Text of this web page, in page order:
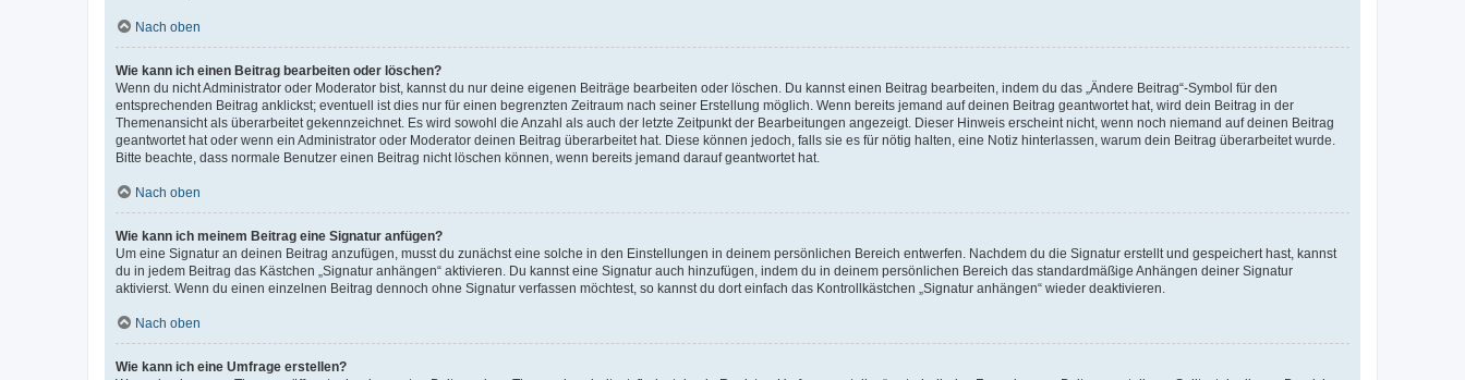
Nach oben
Wie kann ich einen Beitrag bearbeiten oder löschen?
Wenn du nicht Administrator oder Moderator bist, kannst du nur deine eigenen Beiträge bearbeiten oder löschen. Du kannst einen Beitrag bearbeiten, indem du das „Ändere Beitrag“-Symbol für den
entsprechenden Beitrag anklickst; eventuell ist dies nur für einen begrenzten Zeitraum nach seiner Erstellung möglich. Wenn bereits jemand auf deinen Beitrag geantwortet hat, wird dein Beitrag in der
Themenansicht als überarbeitet gekennzeichnet. Es wird sowohl die Anzahl als auch der letzte Zeitpunkt der Bearbeitungen angezeigt. Dieser Hinweis erscheint nicht, wenn noch niemand auf deinen Beitrag
geantwortet hat oder wenn ein Administrator oder Moderator deinen Beitrag überarbeitet hat. Diese können jedoch, falls sie es für nötig halten, eine Notiz hinterlassen, warum dein Beitrag überarbeitet wurde.
Bitte beachte, dass normale Benutzer einen Beitrag nicht löschen können, wenn bereits jemand darauf geantwortet hat.
Nach oben
Wie kann ich meinem Beitrag eine Signatur anfügen?
Um eine Signatur an deinen Beitrag anzufügen, musst du zunächst eine solche in den Einstellungen in deinem persönlichen Bereich entwerfen. Nachdem du die Signatur erstellt und gespeichert hast, kannst
du in jedem Beitrag das Kästchen „Signatur anhängen“ aktivieren. Du kannst eine Signatur auch hinzufügen, indem du in deinem persönlichen Bereich das standardmäßige Anhängen deiner Signatur
aktivierst. Wenn du einen einzelnen Beitrag dennoch ohne Signatur verfassen möchtest, so kannst du dort einfach das Kontrollkästchen „Signatur anhängen“ wieder deaktivieren.
Nach oben
Wie kann ich eine Umfrage erstellen?